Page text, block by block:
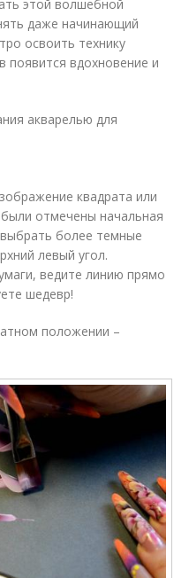
этой волшебной
даже начинающий
освоить технику
появится вдохновение и
акварелью для
квадрата или
отмечены начальная
более темные
левый угол.
ведите линию прямо
шедевр!
положении –